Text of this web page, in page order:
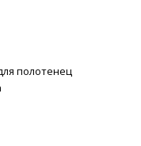
полотенец